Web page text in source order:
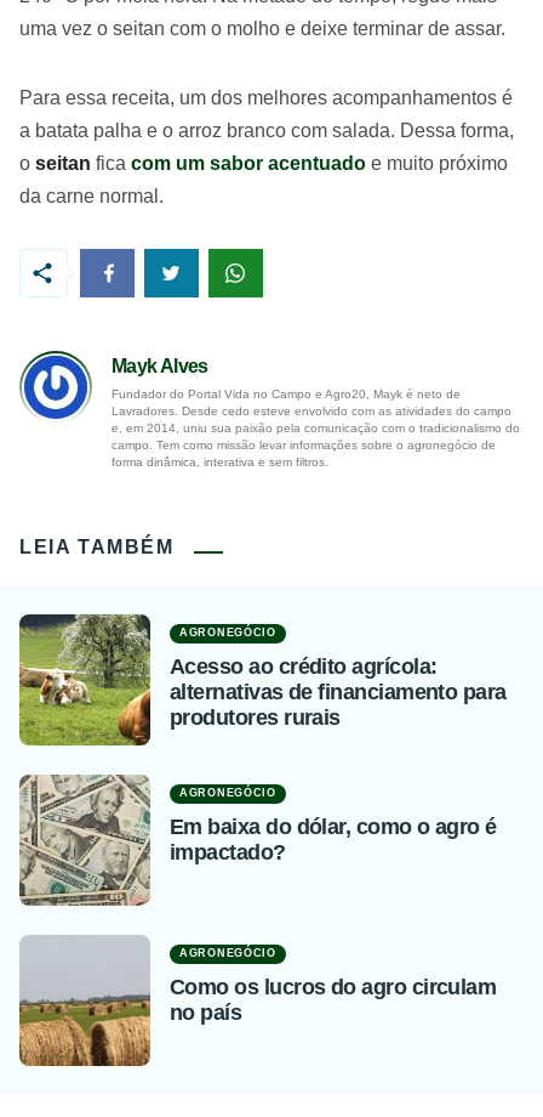
uma vez o seitan com o molho e deixe terminar de assar.
Para essa receita, um dos melhores acompanhamentos é
a batata palha e o arroz branco com salada. Dessa forma,
o seitan fica com um sabor acentuado e muito próximo
da carne normal.
Mayk Alves
Fundador do Portal Vida no Campo e Agro20, Mayk é neto de
Lavradores. Desde cedo esteve envolvido com as atividades do campo
e, em 2014, uniu sua paixão pela comunicação com o tradicionalismo do
campo. Tem como missão levar informações sobre o agronegócio de
forma dinâmica, interativa e sem filtros.
LEIA TAMBÉM
AGRONEGÓCIO
Acesso ao crédito agrícola:
alternativas de financiamento para
produtores rurais
AGRONEGÓCIO
Em baixa do dólar, como o agro é
impactado?
AGRONEGÓCIO
Como os lucros do agro circulam
no país